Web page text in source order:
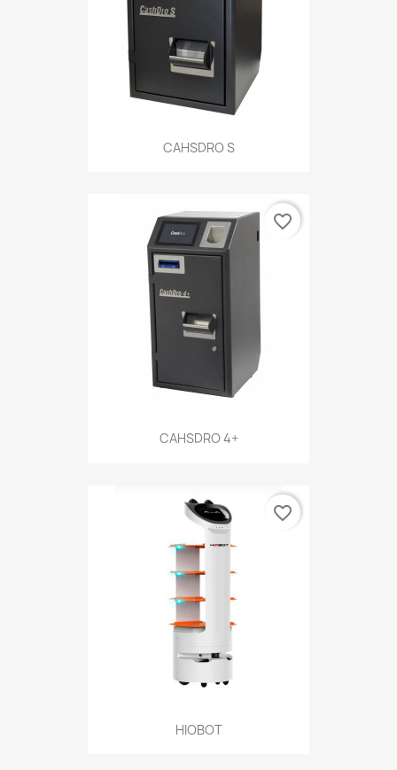
CAHSDRO S
CAHSDRO 4+
favorite_border
HIOBOT
favorite_border